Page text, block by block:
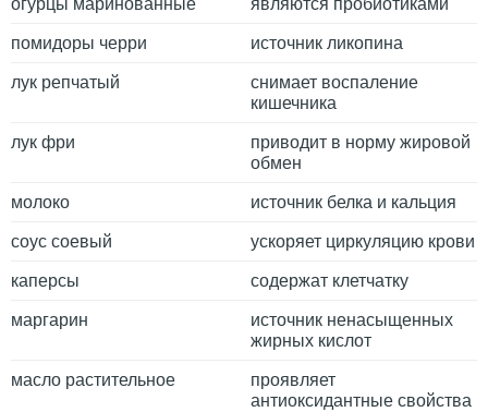
помидоры черри источник ликопина
лук репчатый
снимает воспаление
кишечника
лук фри
приводит в норму жировой
обмен
молоко источник белка и кальция
соус соевый ускоряет циркуляцию крови
каперсы содержат клетчатку
маргарин
источник ненасыщенных
жирных кислот
масло растительное
проявляет
антиоксидантные свойства